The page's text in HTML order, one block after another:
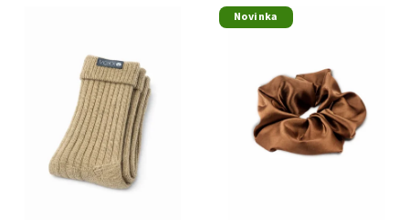
Novinka